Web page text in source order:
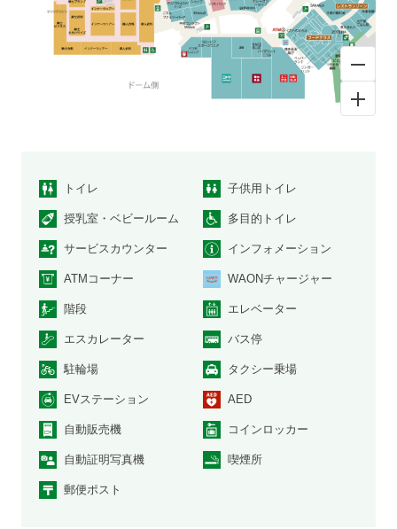
トイレ 子供用トイレ
授乳室・ベビールーム 多目的トイレ
サービスカウンター インフォメーション
ATMコーナー WAONチャージャー
階段 エレベーター
エスカレーター バス停
駐輪場 タクシー乗場
EVステーション AED
自動販売機 コインロッカー
自動証明写真機 喫煙所
郵便ポスト